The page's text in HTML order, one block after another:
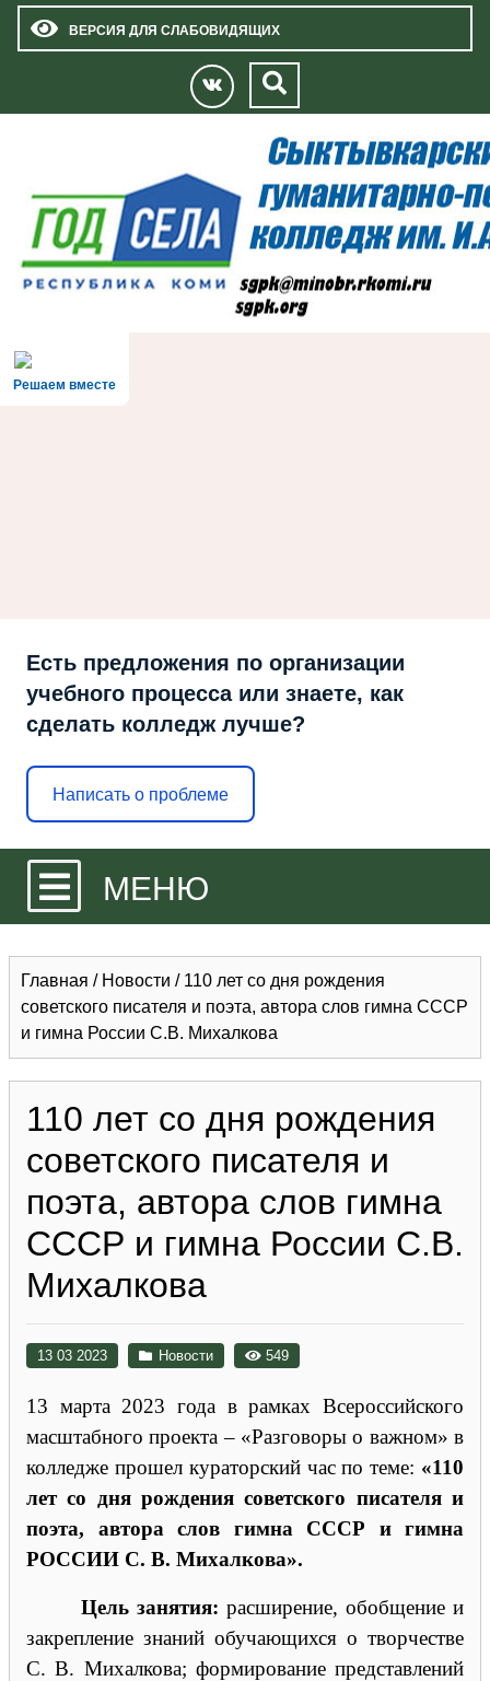
ВЕРСИЯ ДЛЯ СЛАБОВИДЯЩИХ
Решаем вместе
Есть предложения по организации
учебного процесса или знаете, как
сделать колледж лучше?
Написать о проблеме
МЕНЮ
Главная / Новости / 110 лет со дня рождения
советского писателя и поэта, автора слов гимна СССР
и гимна России С.В. Михалкова
110 лет со дня рождения
советского писателя и
поэта, автора слов гимна
СССР и гимна России С.В.
Михалкова
13 03 2023 Новости 549
13 марта 2023 года в рамках Всероссийского
масштабного проекта – «Разговоры о важном» в
колледже прошел кураторский час по теме: «110
лет со дня рождения советского писателя и
поэта, автора слов гимна СССР и гимна
РОССИИ С. В. Михалкова».
Цель занятия: расширение, обобщение и
закрепление знаний обучающихся о творчестве
С. В. Михалкова; формирование представлений